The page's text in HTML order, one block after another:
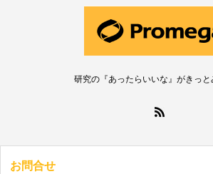
研究の『あったらいいな』がきっと
お問合せ